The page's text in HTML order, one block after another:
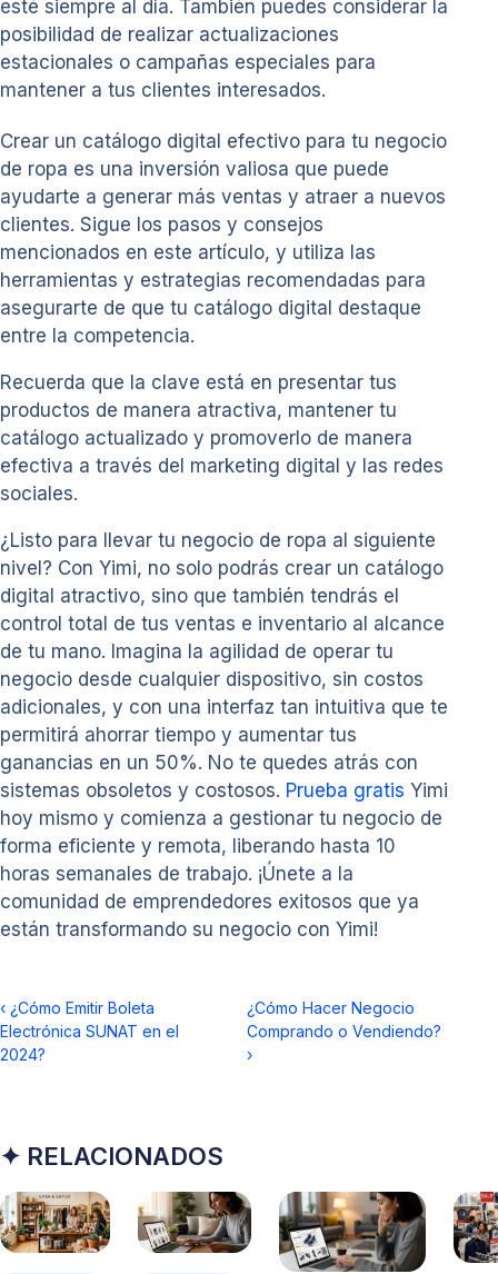
esté siempre al día. También puedes considerar la
posibilidad de realizar actualizaciones
estacionales o campañas especiales para
mantener a tus clientes interesados.
Crear un catálogo digital efectivo para tu negocio
de ropa es una inversión valiosa que puede
ayudarte a generar más ventas y atraer a nuevos
clientes. Sigue los pasos y consejos
mencionados en este artículo, y utiliza las
herramientas y estrategias recomendadas para
asegurarte de que tu catálogo digital destaque
entre la competencia.
Recuerda que la clave está en presentar tus
productos de manera atractiva, mantener tu
catálogo actualizado y promoverlo de manera
efectiva a través del marketing digital y las redes
sociales.
¿Listo para llevar tu negocio de ropa al siguiente
nivel? Con Yimi, no solo podrás crear un catálogo
digital atractivo, sino que también tendrás el
control total de tus ventas e inventario al alcance
de tu mano. Imagina la agilidad de operar tu
negocio desde cualquier dispositivo, sin costos
adicionales, y con una interfaz tan intuitiva que te
permitirá ahorrar tiempo y aumentar tus
ganancias en un 50%. No te quedes atrás con
sistemas obsoletos y costosos. Prueba gratis Yimi
hoy mismo y comienza a gestionar tu negocio de
forma eficiente y remota, liberando hasta 10
horas semanales de trabajo. ¡Únete a la
comunidad de emprendedores exitosos que ya
están transformando su negocio con Yimi!
‹ ¿Cómo Emitir Boleta
Electrónica SUNAT en el
2024?
¿Cómo Hacer Negocio
Comprando o Vendiendo?
›
✦ RELACIONADOS